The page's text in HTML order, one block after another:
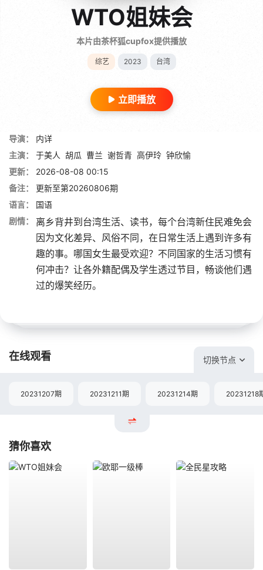
WTO姐妹会
本片由茶杯狐cupfox提供播放
综艺 2023 台湾
立即播放
导演：
内详
主演：
于美人 胡瓜 曹兰 谢哲青 高伊玲 钟欣愉
更新：
2026-08-08 00:15
备注：
更新至第20260806期
语言：
国语
剧情：
离乡背井到台湾生活、读书，每个台湾新住民难免会
因为文化差异、风俗不同，在日常生活上遇到许多有
趣的事。哪国女生最受欢迎？不同国家的生活习惯有
何冲击？让各外籍配偶及学生透过节目，畅谈他们遇
过的爆笑经历。
在线观看 切换节点
20231207期 20231211期 20231214期 20231218
猜你喜欢